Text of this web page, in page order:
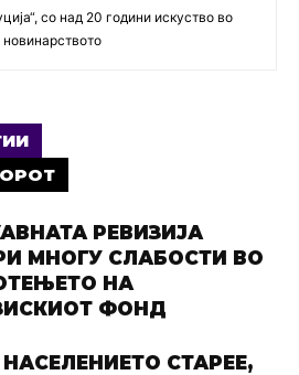
со над 20 години искуство во
новинарството
РЕВИЗИЈА
МНОГУ СЛАБОСТИ ВО
НА
ФОНД
СТАРЕЕ,